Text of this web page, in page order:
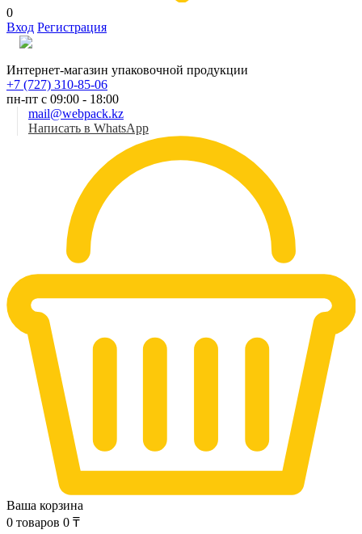
0
Вход Регистрация
Интернет-магазин упаковочной продукции
+7 (727) 310-85-06
пн-пт с 09:00 - 18:00
mail@webpack.kz
Написать в WhatsApp
Ваша корзина
0 товаров 0 ₸